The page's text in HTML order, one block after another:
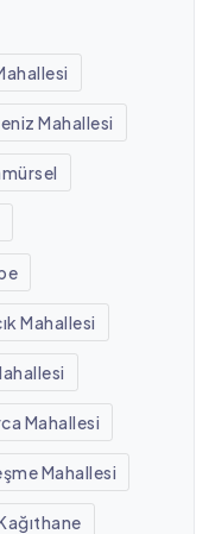
Mahallesi
Mahallesi
Mahallesi
Mahallesi